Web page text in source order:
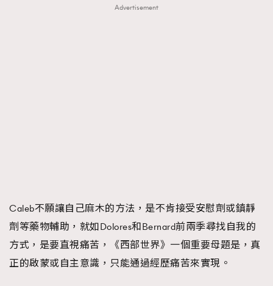
Advertisement
Caleb不願讓自己麻木的方法，是不肯接受安慰劑或鎮靜
劑等藥物輔助，就如Dolores和Bernard前兩季尋找自我的
方式，是要直視痛苦，《西部世界》一個重要母題是，真
正的啟蒙或自主意識，只能通過經歷痛苦來實現。